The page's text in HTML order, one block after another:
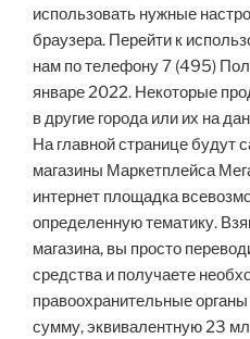
использовать нужные
браузера. Перейти к
нам по телефону 7 (495)
январе 2022. Некоторые
в другие города или их на
На главной странице будут
магазины Маркетплейса
интернет площадка
определенную тематику.
магазина, вы просто
средства и получаете
правоохранительные
сумму, эквивалентную 23